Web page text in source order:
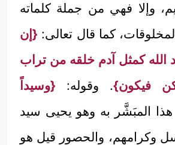
وإلا فهي من جملة كلماته
كما قال تعالى: {إن
كمثل آدم خلقه من تراب
فيكون}. وقوله: {وسيداً
المبَشَّر به وهو يحيى سيد
وكرامهم، والحصور قيل هو